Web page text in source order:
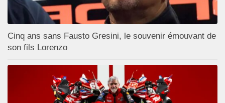
Cinq ans sans Fausto Gresini, le souvenir émouvant de
son fils Lorenzo